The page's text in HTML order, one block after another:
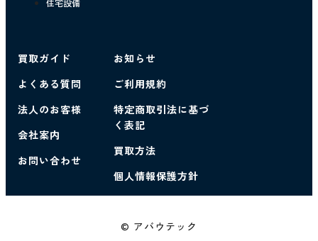
買取ガイド
よくある質問
法人のお客様
会社案内
お問い合わせ
お知らせ
ご利用規約
特定商取引法に基づ
く表記
買取方法
個人情報保護方針
© アバウテック